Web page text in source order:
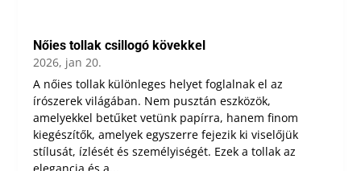
Nőies tollak csillogó kövekkel
2026, jan 20.
A nőies tollak különleges helyet foglalnak el az
írószerek világában. Nem pusztán eszközök,
amelyekkel betűket vetünk papírra, hanem finom
kiegészítők, amelyek egyszerre fejezik ki viselőjük
stílusát, ízlését és személyiségét. Ezek a tollak az